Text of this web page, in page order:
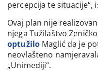
percepcija te situacije“,
Ovaj plan nije
njega Tužilaštvo
optužilo Maglić da je
neovlašteno
„Unimediji“.